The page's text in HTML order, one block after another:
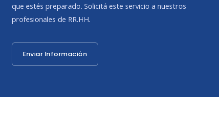
que estés preparado. Solicitá este servicio a nuestros
profesionales de RR.HH.
Enviar Información